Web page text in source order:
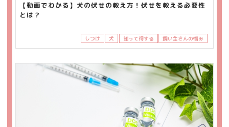
【動画でわかる】犬の伏せの教え方！伏せを教える必要性
とは？
しつけ 犬 知って得する 飼い主さんの悩み